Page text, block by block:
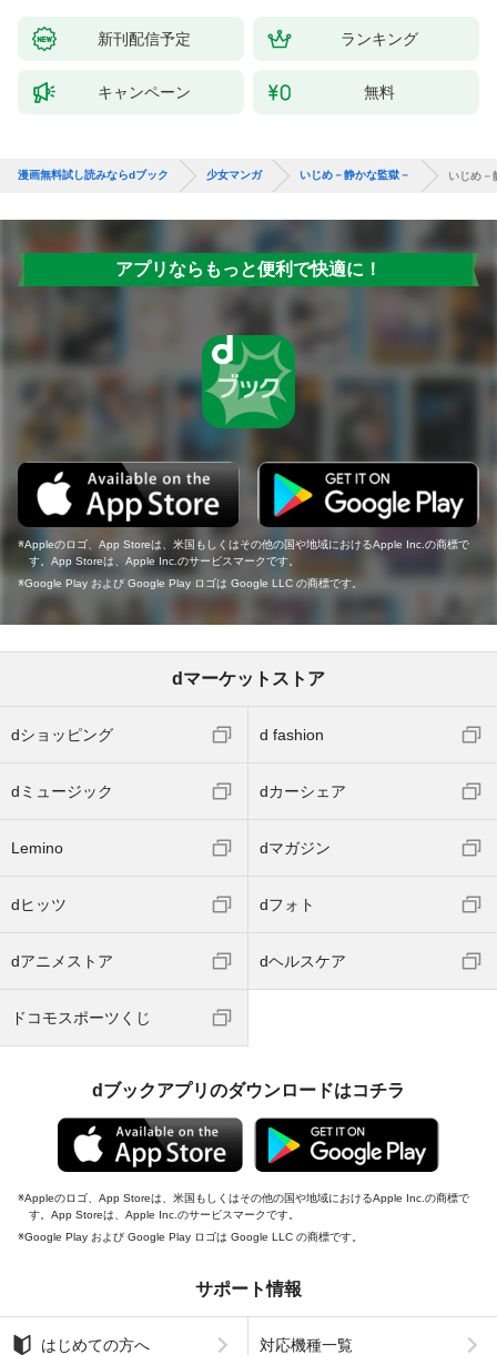
新刊配信予定 ランキング
キャンペーン 無料
漫画無料試し読みならdブック 少女マンガ いじめ－静かな監獄－ いじめ－
アプリならもっと便利で快適に！
Appleのロゴ、App Storeは、米国もしくはその他の国や地域におけるApple Inc.の商標で
す。App Storeは、Apple Inc.のサービスマークです。
Google Play および Google Play ロゴは Google LLC の商標です。
dマーケットストア
dショッピング d fashion
dミュージック dカーシェア
Lemino dマガジン
dヒッツ dフォト
dアニメストア dヘルスケア
ドコモスポーツくじ
dブックアプリのダウンロードはコチラ
Appleのロゴ、App Storeは、米国もしくはその他の国や地域におけるApple Inc.の商標で
す。App Storeは、Apple Inc.のサービスマークです。
Google Play および Google Play ロゴは Google LLC の商標です。
サポート情報
はじめての方へ 対応機種一覧